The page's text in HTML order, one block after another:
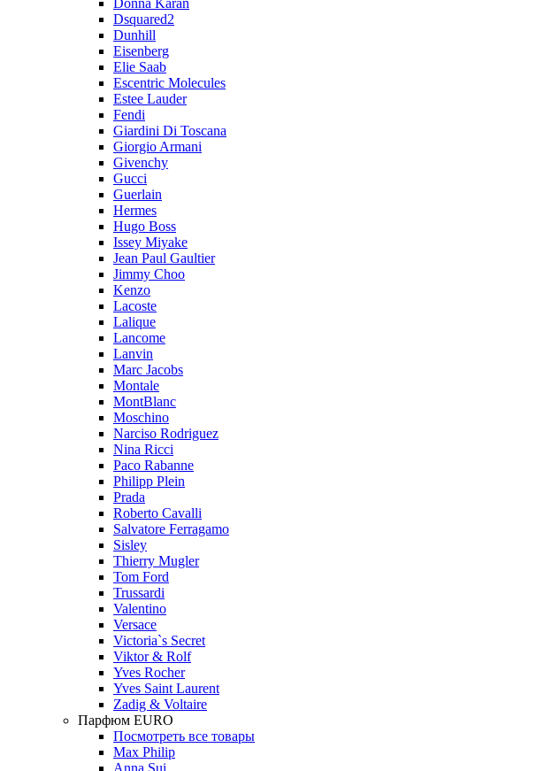
Donna Karan
Dsquared2
Dunhill
Eisenberg
Elie Saab
Escentric Molecules
Estee Lauder
Fendi
Giardini Di Toscana
Giorgio Armani
Givenchy
Gucci
Guerlain
Hermes
Hugo Boss
Issey Miyake
Jean Paul Gaultier
Jimmy Choo
Kenzo
Lacoste
Lalique
Lancome
Lanvin
Marc Jacobs
Montale
MontBlanc
Moschino
Narciso Rodriguez
Nina Ricci
Paco Rabanne
Philipp Plein
Prada
Roberto Cavalli
Salvatore Ferragamo
Sisley
Thierry Mugler
Tom Ford
Trussardi
Valentino
Versace
Victoria`s Secret
Viktor & Rolf
Yves Rocher
Yves Saint Laurent
Zadig & Voltaire
Парфюм EURO
Посмотреть все товары
Max Philip
Anna Sui